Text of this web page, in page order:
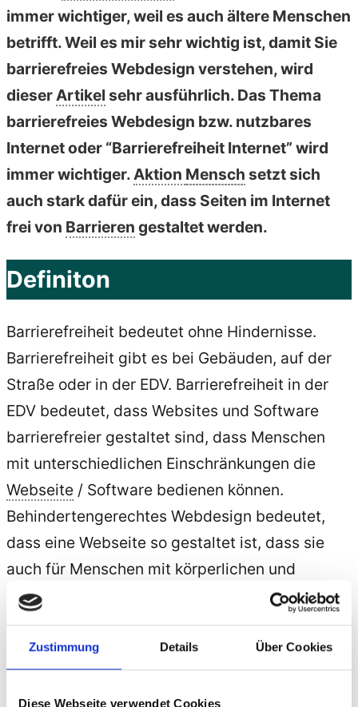
Zustimmung Details Über Cookies
Diese Webseite verwendet Cookies
immer wichtiger, weil es auch ältere Menschen
betrifft. Weil es mir sehr wichtig ist, damit Sie
barrierefreies Webdesign verstehen, wird
dieserArtikel sehr ausführlich. Das Thema
barrierefreies Webdesign bzw. nutzbares
Internet oder “Barrierefreiheit Internet” wird
immer wichtiger.Aktion Mensch setzt sich
auch stark dafür ein, dass Seiten im Internet
frei von Barrieren gestaltet werden.
Definiton
Barrierefreiheit bedeutet ohne Hindernisse.
Barrierefreiheit gibt es bei Gebäuden, auf der
Straße oder in der EDV. Barrierefreiheit in der
EDV bedeutet, dass Websites und Software
barrierefreier gestaltet sind, dass Menschen
mit unterschiedlichen Einschränkungen die
Webseite / Software bedienen können.
Behindertengerechtes Webdesign bedeutet,
dass eine Webseite so gestaltet ist, dass sie
auch für Menschen mit körperlichen und
geistigen Beeinträchtigungen wahrnehmbar ist.
Es geht also darum dass Websites für alle
Menschen wahrnehmbar und erfahrbar sind.
Oft kommt auch der Begriff Barrierefreies
Internet oder Barrierefreiheit Internet oder